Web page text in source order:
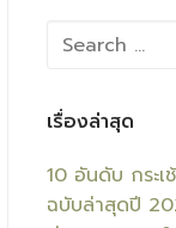
Search
เรื่องล่าสุด
10 อันดับ กระเ
ฉบับล่าสุดปี